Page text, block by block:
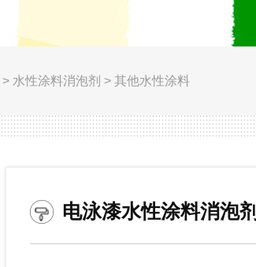
> 水性涂料消泡剂 > 其他水性涂料
电泳漆水性涂料消泡剂